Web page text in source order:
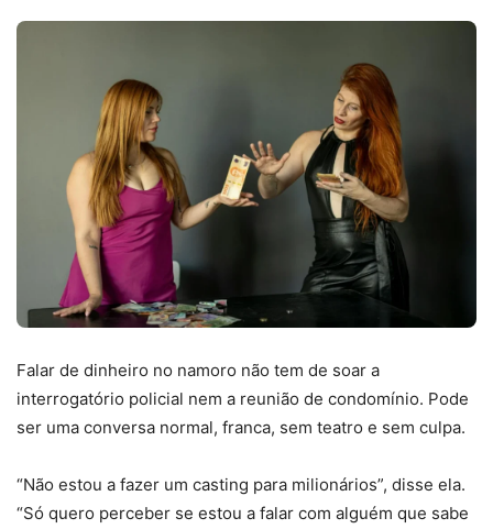
Falar de dinheiro no namoro não tem de soar a
interrogatório policial nem a reunião de condomínio. Pode
ser uma conversa normal, franca, sem teatro e sem culpa.
“Não estou a fazer um casting para milionários”, disse ela.
“Só quero perceber se estou a falar com alguém que sabe